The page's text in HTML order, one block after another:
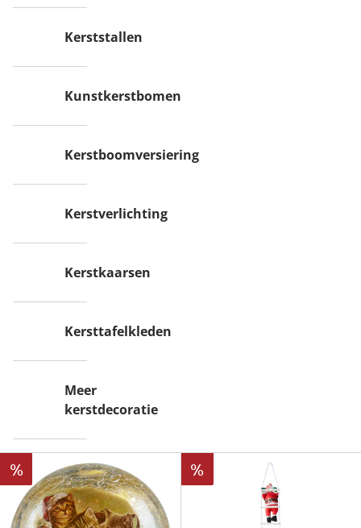
Kerststallen
Kunstkerstbomen
Kerstboomversiering
Kerstverlichting
Kerstkaarsen
Kersttafelkleden
Meer
kerstdecoratie
% %